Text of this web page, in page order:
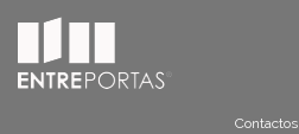
Contactos